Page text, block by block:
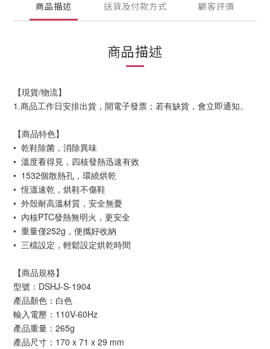
商品描述 送貨及付款方式 顧客評價
商品描述
【現貨/物流】
1.商品工作日安排出貨，開電子發票；若有缺貨，會立即通知。
【商品特色】
• 乾鞋除菌，消除異味
• 溫度看得見，四核發熱迅速有效
• 1532個散熱孔，環繞烘乾
• 恆溫速乾，烘鞋不傷鞋
• 外殼耐高溫材質，安全無憂
• 內核PTC發熱無明火，更安全
• 重量僅252g，便攜好收納
• 三檔設定，輕鬆設定烘乾時間
【商品規格】
型號：DSHJ-S-1904
產品顏色：白色
輸入電壓：110V-60Hz
產品重量：265g
產品尺寸：170 x 71 x 29 mm